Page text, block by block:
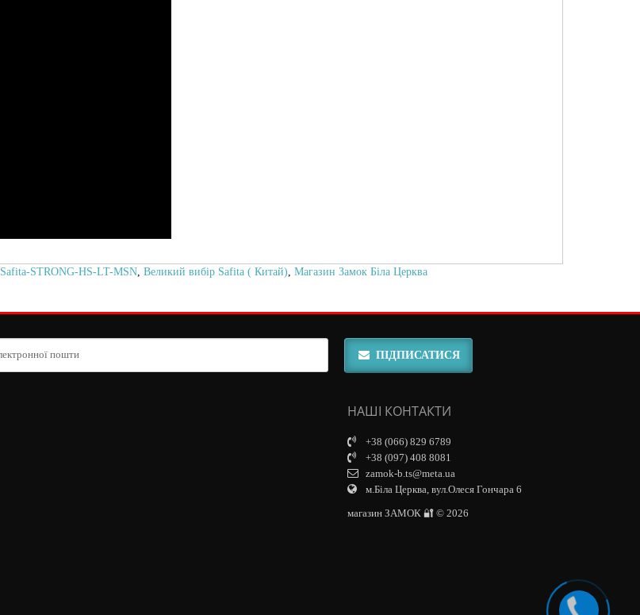
Safita-STRONG-HS-LT-MSN Великий вибір Safita ( Китай) Магазин Замок Біла Церква
ПІДПИСАТИСЯ
НАШІ КОНТАКТИ
+38 (066) 829 6789
+38 (097) 408 8081
zamok-b.ts@meta.ua
м.Біла Церква, вул.Олеся Гончара 6
магазин ЗАМОК 🔐 © 2026